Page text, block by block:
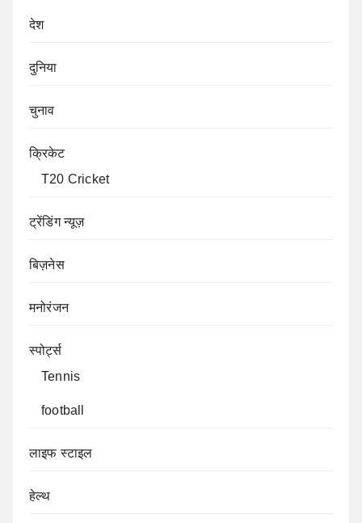
देश
दुनिया
चुनाव
क्रिकेट
T20 Cricket
ट्रेंडिंग न्यूज़
बिज़नेस
मनोरंजन
स्पोर्ट्स
Tennis
football
लाइफ स्टाइल
हेल्थ